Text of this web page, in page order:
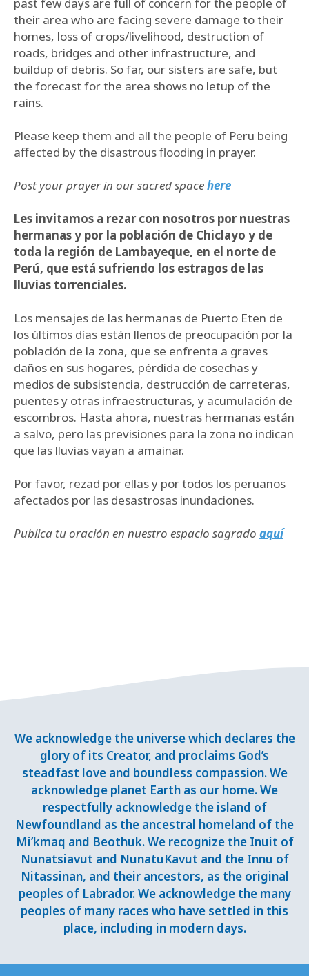
their area who are facing severe damage to their
homes, loss of crops/livelihood, destruction of
roads, bridges and other infrastructure, and
buildup of debris. So far, our sisters are safe, but
the forecast for the area shows no letup of the
rains.
Please keep them and all the people of Peru being
affected by the disastrous flooding in prayer.
Post your prayer in our sacred spacehere
Les invitamos a rezar con nosotros por nuestras
hermanas y por la población de Chiclayo y de
toda la región de Lambayeque, en el norte de
Perú, que está sufriendo los estragos de las
lluvias torrenciales.
Los mensajes de las hermanas de Puerto Eten de
los últimos días están llenos de preocupación por la
población de la zona, que se enfrenta a graves
daños en sus hogares, pérdida de cosechas y
medios de subsistencia, destrucción de carreteras,
puentes y otras infraestructuras, y acumulación de
escombros. Hasta ahora, nuestras hermanas están
a salvo, pero las previsiones para la zona no indican
que las lluvias vayan a amainar.
Por favor, rezad por ellas y por todos los peruanos
afectados por las desastrosas inundaciones.
Publica tu oración en nuestro espacio sagrado aquí
We acknowledge the universe which declares the
glory of its Creator, and proclaims God’s
steadfast love and boundless compassion. We
acknowledge planet Earth as our home. We
respectfully acknowledge the island of
Newfoundland as the ancestral homeland of the
Mi’kmaq and Beothuk. We recognize the Inuit of
Nunatsiavut and NunatuKavut and the Innu of
Nitassinan, and their ancestors, as the original
peoples of Labrador. We acknowledge the many
peoples of many races who have settled in this
place, including in modern days.